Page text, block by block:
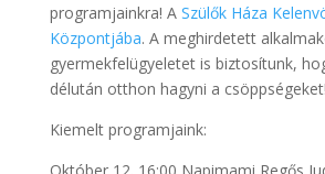
programjainkra! A Szülők Háza
Központjába. A meghirdetett
gyermekfelügyeletet is biztosítunk,
délután otthon hagyni a csöppségeket!
Kiemelt programjaink:
Október 12. 16:00 Napimami Regős